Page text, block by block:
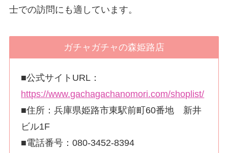
士での訪問にも適しています。
ガチャガチャの森姫路店
■公式サイトURL：
https://www.gachagachanomori.com/shoplist/
■住所：兵庫県姫路市東駅前町60番地 新井
ビル1F
■電話番号：080-3452-8394